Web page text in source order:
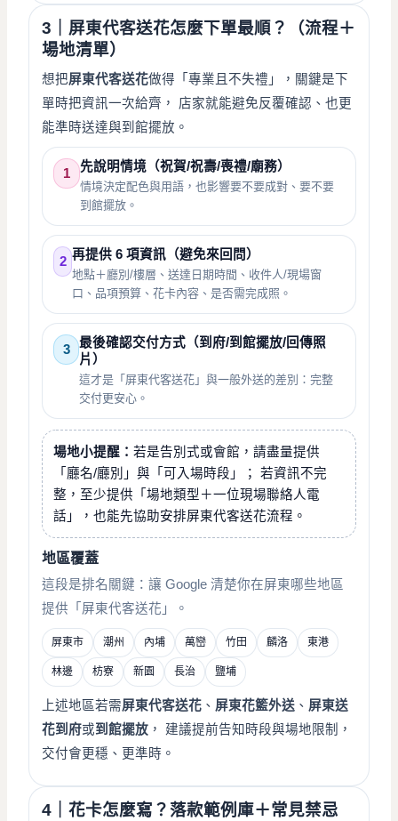
3｜屏東代客送花怎麼下單最順？（流程＋
場地清單）
想把屏東代客送花做得「專業且不失禮」，關鍵是下
單時把資訊一次給齊， 店家就能避免反覆確認、也更
能準時送達與到館擺放。
1 先說明情境（祝賀/祝壽/喪禮/廟務）
情境決定配色與用語，也影響要不要成對、要不要
到館擺放。
2 再提供 6 項資訊（避免來回問）
地點＋廳別/樓層、送達日期時間、收件人/現場窗
口、品項預算、花卡內容、是否需完成照。
3
最後確認交付方式（到府/到館擺放/回傳照
片）
這才是「屏東代客送花」與一般外送的差別：完整
交付更安心。
場地小提醒：若是告別式或會館，請盡量提供
「廳名/廳別」與「可入場時段」； 若資訊不完
整，至少提供「場地類型＋一位現場聯絡人電
話」，也能先協助安排屏東代客送花流程。
地區覆蓋
這段是排名關鍵：讓 Google 清楚你在屏東哪些地區
提供「屏東代客送花」。
屏東市 潮州 內埔 萬巒 竹田 麟洛 東港
林邊 枋寮 新園 長治 鹽埔
上述地區若需屏東代客送花 、 屏東花籃外送 、 屏東送
花到府或到館擺放 ， 建議提前告知時段與場地限制，
交付會更穩、更準時。
4｜花卡怎麼寫？落款範例庫＋常見禁忌